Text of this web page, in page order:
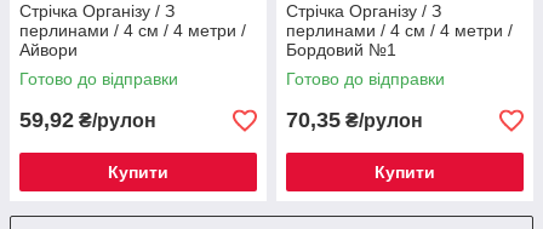
Стрічка Організу / З
перлинами / 4 см / 4 метри /
Айвори
Готово до відправки
59,92 ₴/рулон
Купити
Стрічка Організу / З
перлинами / 4 см / 4 метри /
Бордовий №1
Готово до відправки
70,35 ₴/рулон
Купити